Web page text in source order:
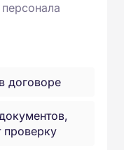
договоре
проверку